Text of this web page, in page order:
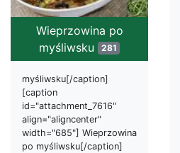
Wieprzowina po
myśliwsku
281
myśliwsku[/caption]
[caption
id="attachment_7616"
align="aligncenter"
width="685"] Wieprzowina
po myśliwsku[/caption]